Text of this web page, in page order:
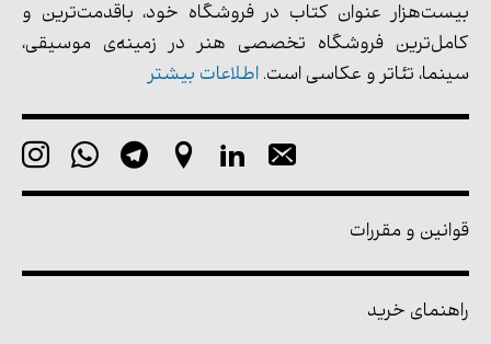
بیست‌هزار عنوان کتاب در فروشگاه خود، باقدمت‌ترین و
کامل‌ترین فروشگاه تخصصی هنر در زمینه‌ی موسیقی،
سینما، تئاتر و عکاسی است. اطلاعات بیشتر
قوانین و مقررات
راهنمای خرید